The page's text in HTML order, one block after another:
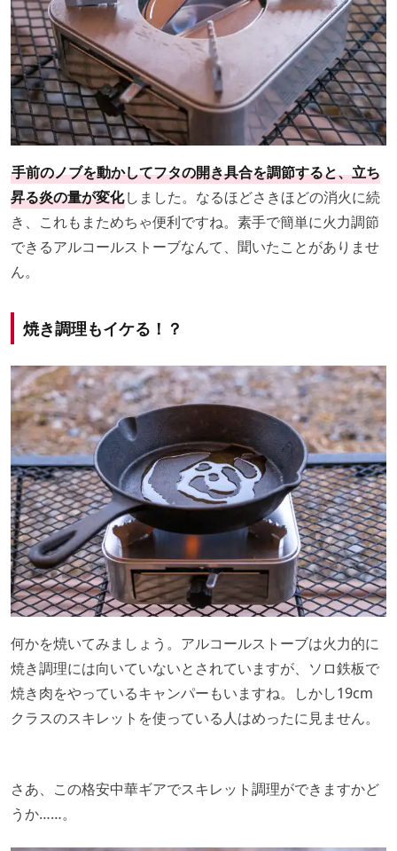
手前のノブを動かしてフタの開き具合を調節すると、立ち
昇る炎の量が変化しました。なるほどさきほどの消火に続
き、これもまためちゃ便利ですね。素手で簡単に火力調節
できるアルコールストーブなんて、聞いたことがありませ
ん。
焼き調理もイケる！？
何かを焼いてみましょう。アルコールストーブは火力的に
焼き調理には向いていないとされていますが、ソロ鉄板で
焼き肉をやっているキャンパーもいますね。しかし19cm
クラスのスキレットを使っている人はめったに見ません。
さあ、この格安中華ギアでスキレット調理ができますかど
うか……。